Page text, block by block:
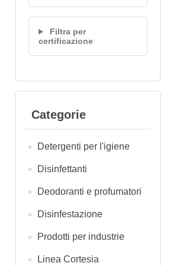
Filtra per
certificazione
Categorie
Detergenti per l'igiene
Disinfettanti
Deodoranti e profumatori
Disinfestazione
Prodotti per industrie
Linea Cortesia